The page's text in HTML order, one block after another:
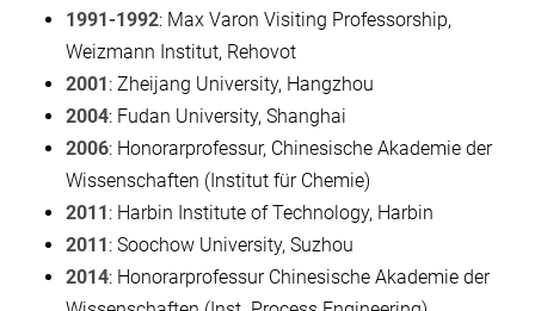
1991-1992: Max Varon Visiting Professorship,
Weizmann Institut, Rehovot
2001: Zheijang University, Hangzhou
2004: Fudan University, Shanghai
2006: Honorarprofessur, Chinesische Akademie der
Wissenschaften (Institut für Chemie)
2011: Harbin Institute of Technology, Harbin
2011: Soochow University, Suzhou
2014: Honorarprofessur Chinesische Akademie der